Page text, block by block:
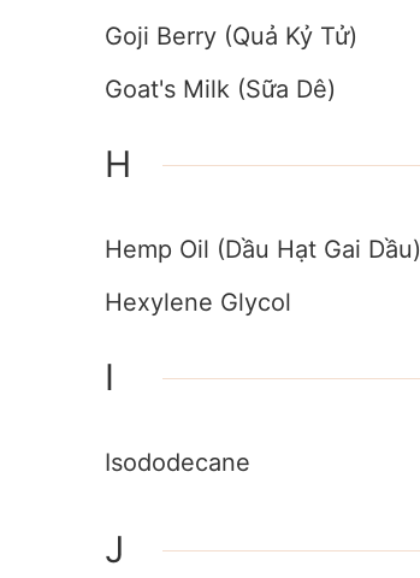
Goji Berry (Quả Kỷ Tử)
Goat's Milk (Sữa Dê)
H
Hemp Oil (Dầu Hạt Gai Dầu)
Hexylene Glycol
I
Isododecane
J